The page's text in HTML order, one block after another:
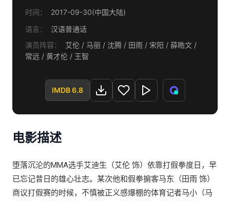
时间：
2017-09-30(中国大陆)
语言：
汉语普通话
演员阵容：
艾伦 / 马丽 / 沈腾 / 田雨 / 宋阳 / 薛皓文 /
常远 / 黄才伦 / 王智
IMDB 6.8
电影描述
堕落沉沦的MMA选手艾迪生（艾伦 饰）依靠打假拳度日，早
已忘记昔日的雄心壮志。某次他和假拳掮客马东（田雨 饰）
商议打假赛的时候，不慎被正义感爆棚的体育记者马小（马